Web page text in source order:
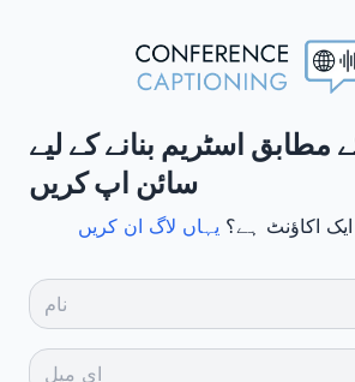
اسٹریم بنانے کے لیے
سائن اپ کریں
اکاؤنٹ ہے؟ یہاں لاگ ان کریں